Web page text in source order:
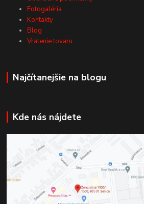
Fotogaléria
Kontakty
Blog
Vrátenie tovaru
Najčítanejšie na blogu
Kde nás nájdete